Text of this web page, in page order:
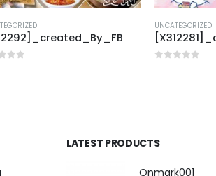
UNCATEGORIZED
LATEST PRODUCTS
Onmark001